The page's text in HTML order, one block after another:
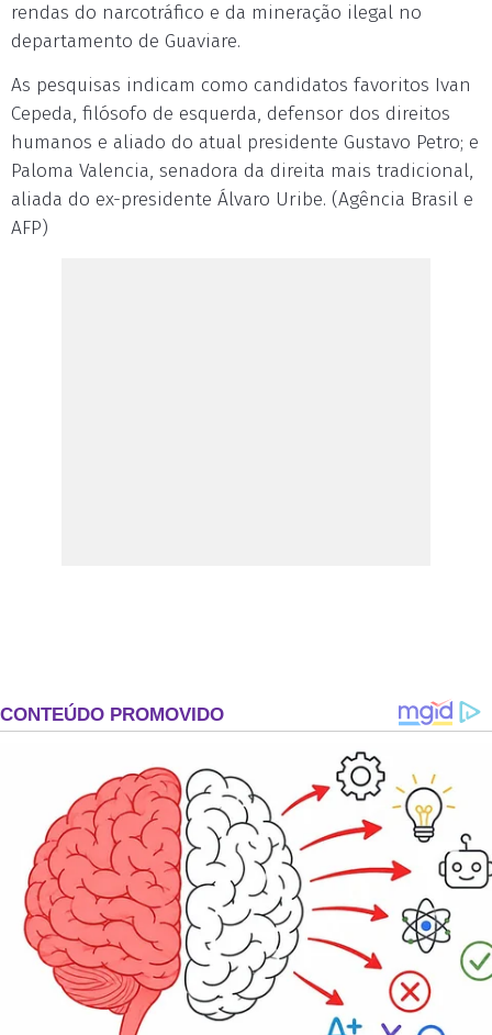
rendas do narcotráfico e da mineração ilegal no
departamento de Guaviare.
As pesquisas indicam como candidatos favoritos Ivan
Cepeda, filósofo de esquerda, defensor dos direitos
humanos e aliado do atual presidente Gustavo Petro; e
Paloma Valencia, senadora da direita mais tradicional,
aliada do ex-presidente Álvaro Uribe. (Agência Brasil e
AFP)